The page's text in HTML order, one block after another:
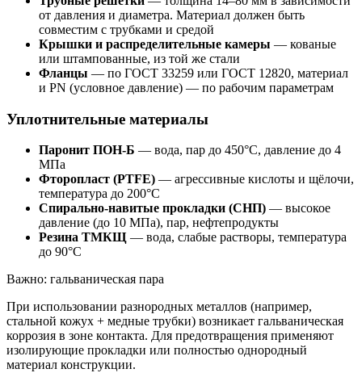
от давления и диаметра. Материал должен быть
совместим с трубками и средой
Крышки и распределительные камеры — кованые
или штампованные, из той же стали
Фланцы — по ГОСТ 33259 или ГОСТ 12820, материал
и PN (условное давление) — по рабочим параметрам
Уплотнительные материалы
Паронит ПОН-Б — вода, пар до 450°C, давление до 4
МПа
Фторопласт (PTFE) — агрессивные кислоты и щёлочи,
температура до 200°C
Спирально-навитые прокладки (СНП) — высокое
давление (до 10 МПа), пар, нефтепродукты
Резина ТМКЩ — вода, слабые растворы, температура
до 90°C
Важно: гальваническая пара
При использовании разнородных металлов (например,
стальной кожух + медные трубки) возникает гальваническая
коррозия в зоне контакта. Для предотвращения применяют
изолирующие прокладки или полностью однородный
материал конструкции.